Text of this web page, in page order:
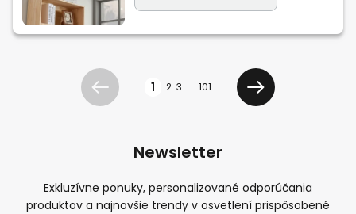
Predchádzajúci
1 2 3 ... 101
Ďalšie
Newsletter
Exkluzívne ponuky, personalizované odporúčania
produktov a najnovšie trendy v osvetlení prispôsobené